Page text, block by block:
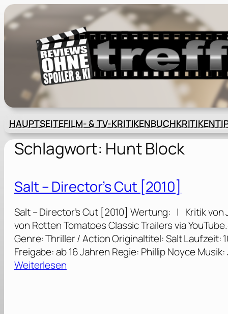
Zum
Inhalt
springen
HAUPTSEITEFILM- & TV-KRITIKENBUCHKRITIKEN
Schlagwort: Hunt Block
Salt – Director’s Cut [2010]
Salt – Director’s Cut [2010] Wertung: | Kritik
von Rotten Tomatoes Classic Trailers via
Genre: Thriller / Action Originaltitel: Salt Laufzeit:
Freigabe: ab 16 Jahren Regie: Phillip Noyce
Weiterlesen: